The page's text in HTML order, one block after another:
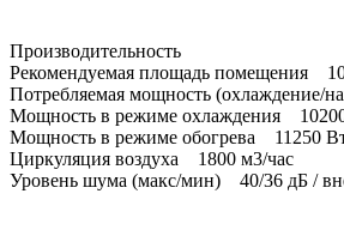
Производительность
Рекомендуемая площадь помещения
Потребляемая мощность (охлаждение/
Мощность в режиме охлаждения
Мощность в режиме обогрева 11250
Циркуляция воздуха 1800 м3/час
Уровень шума (макс/мин) 40/36 дБ /